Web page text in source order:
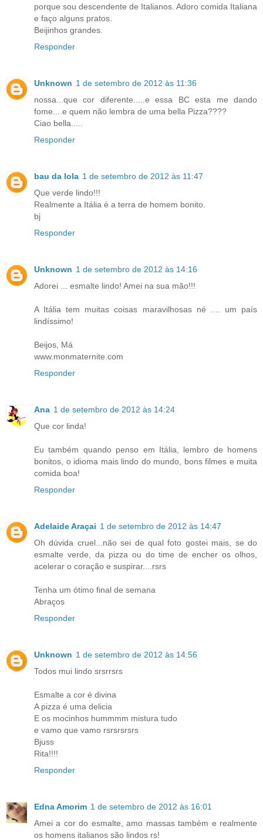
porque sou descendente de Italianos. Adoro comida Italiana
e faço alguns pratos.
Beijinhos grandes.
Responder
Unknown 1 de setembro de 2012 às 11:36
nossa...que cor diferente.....e essa BC esta me dando
fome....e quem não lembra de uma bella Pizza????
Ciao bella.....
Responder
bau da lola 1 de setembro de 2012 às 11:47
Que verde lindo!!!
Realmente a Itália é a terra de homem bonito.
bj
Responder
Unknown 1 de setembro de 2012 às 14:16
Adorei ... esmalte lindo! Amei na sua mão!!!
A Itália tem muitas coisas maravilhosas né .... um país
lindíssimo!
Beijos, Má
www.monmaternite.com
Responder
Ana 1 de setembro de 2012 às 14:24
Que cor linda!
Eu também quando penso em Itália, lembro de homens
bonitos, o idioma mais lindo do mundo, bons filmes e muita
comida boa!
Responder
Adelaide Araçai 1 de setembro de 2012 às 14:47
Oh dúvida cruel...não sei de qual foto gostei mais, se do
esmalte verde, da pizza ou do time de encher os olhos,
acelerar o coração e suspirar....rsrs
Tenha um ótimo final de semana
Abraços
Responder
Unknown 1 de setembro de 2012 às 14:56
Todos mui lindo srsrrsrs
Esmalte a cor é divina
A pizza é uma delicia
E os mocinhos hummmm mistura tudo
e vamo que vamo rsrsrsrsrs
Bjuss
Rita!!!!
Responder
Edna Amorim 1 de setembro de 2012 às 16:01
Amei a cor do esmalte, amo massas também e realmente
os homens italianos são lindos rs!